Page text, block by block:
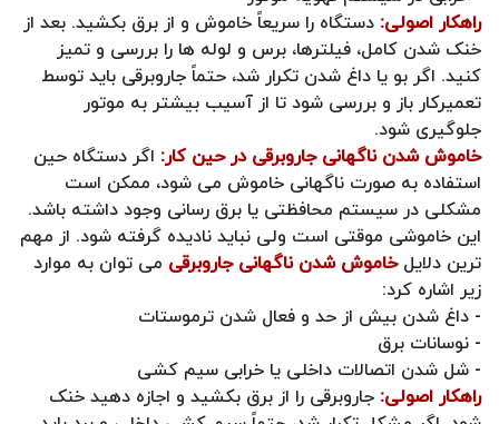
راهکار اصولی: دستگاه را سریعاً خاموش و از برق بکشید. بعد از
خنک شدن کامل، فیلترها، برس و لوله‌ ها را بررسی و تمیز
کنید. اگر بو یا داغ شدن تکرار شد، حتماً جاروبرقی باید توسط
تعمیرکار باز و بررسی شود تا از آسیب بیشتر به موتور
جلوگیری شود.
خاموش شدن ناگهانی جاروبرقی در حین کار: اگر دستگاه حین
استفاده به‌ صورت ناگهانی خاموش می‌ شود، ممکن است
مشکلی در سیستم محافظتی یا برق رسانی وجود داشته باشد.
این خاموشی موقتی است ولی نباید نادیده گرفته شود. از مهم
ترین دلایلخاموش شدن ناگهانی جاروبرقی می توان به موارد
زیر اشاره کرد:
- داغ شدن بیش از حد و فعال شدن ترموستات
- نوسانات برق
- شل شدن اتصالات داخلی یا خرابی سیم‌ کشی
راهکار اصولی: جاروبرقی را از برق بکشید و اجازه دهید خنک